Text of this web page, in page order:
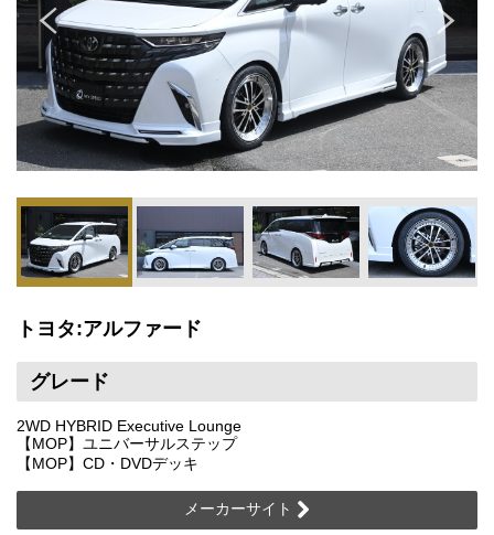
トヨタ:アルファード
グレード
2WD HYBRID Executive Lounge
【MOP】ユニバーサルステップ
【MOP】CD・DVDデッキ
メーカーサイト